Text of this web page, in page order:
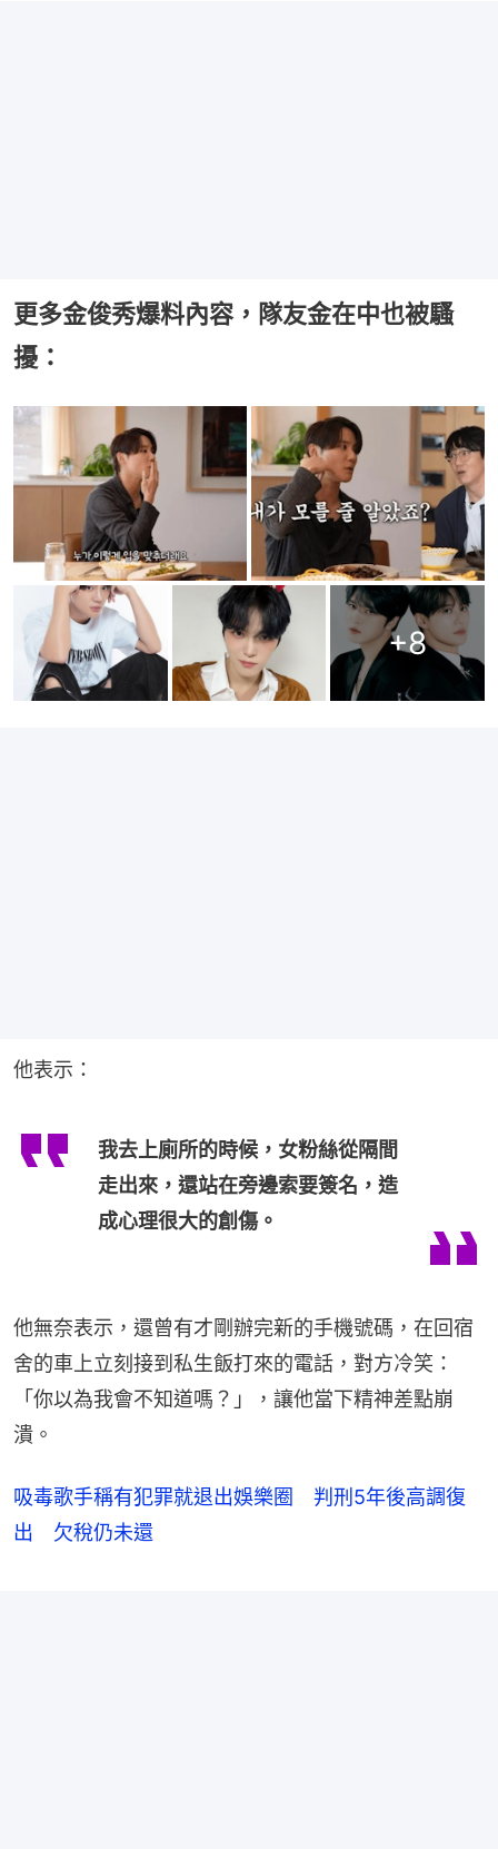
更多金俊秀爆料內容，隊友金在中也被騷
擾：
+8
他表示：
我去上廁所的時候，女粉絲從隔間
走出來，還站在旁邊索要簽名，造
成心理很大的創傷。
他無奈表示，還曾有才剛辦完新的手機號碼，在回宿
舍的車上立刻接到私生飯打來的電話，對方冷笑：
「你以為我會不知道嗎？」，讓他當下精神差點崩
潰。
吸毒歌手稱有犯罪就退出娛樂圈 判刑5年後高調復
出 欠稅仍未還